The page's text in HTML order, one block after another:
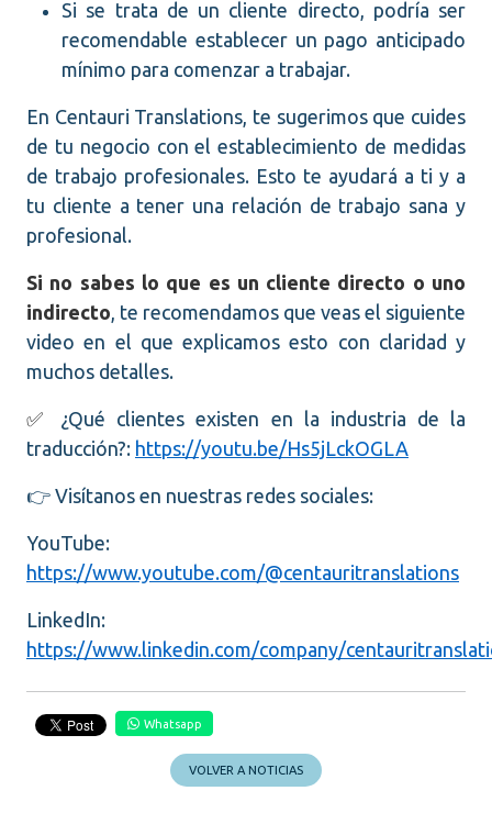
Si se trata de un cliente directo, podría ser
recomendable establecer un pago anticipado
mínimo para comenzar a trabajar.
En Centauri Translations, te sugerimos que cuides
de tu negocio con el establecimiento de medidas
de trabajo profesionales. Esto te ayudará a ti y a
tu cliente a tener una relación de trabajo sana y
profesional.
Si no sabes lo que es un cliente directo o uno
indirecto, te recomendamos que veas el siguiente
video en el que explicamos esto con claridad y
muchos detalles.
✅ ¿Qué clientes existen en la industria de la
traducción?: https://youtu.be/Hs5jLckOGLA
👉 Visítanos en nuestras redes sociales:
YouTube:
https://www.youtube.com/@centauritranslations
LinkedIn:
https://www.linkedin.com/company/
Whatsapp
VOLVER A NOTICIAS